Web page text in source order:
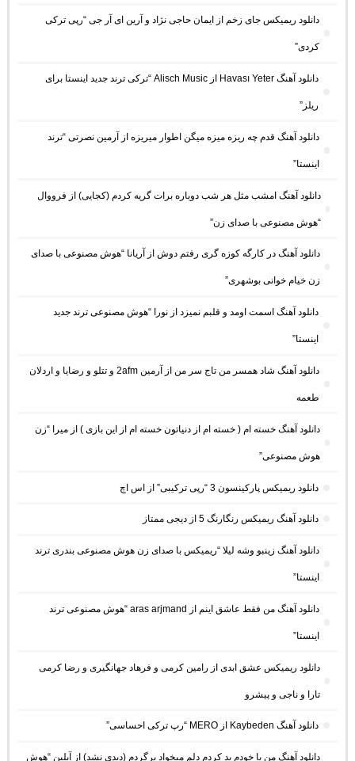
دانلود ریمیکس جای زخم از ایمان حاجی نژاد و آرین ای آر جی “رپی ترکی
کردی”
دانلود آهنگ Havası Yeter از Alisch Music “ترکی ترند جدید اینستا برای
ریلز”
دانلود آهنگ ﻗﺪم ﭼﻪ رﻳﺰه ﻣﻴﺰه ﻣﻴﮕﻦ اﻃﻮار ﻣﻴﺮﻳﺰه از آرمین نصرتی “ترند
اینستا”
دانلود آهنگ امشب مثل هر شب دوباره برات گریه کردم (کجایی) از فرووال
“هوش مصنوعی با صدای زن”
دانلود آهنگ در کارگه کوزه گری رفتم دوش از آریانا “هوش مصنوعی با صدای
زن خیام خوانی بوشهری”
دانلود آهنگ اسمت اومد و قلبم نمیزد از نورا “هوش مصنوعی ترند جدید
اینستا”
دانلود آهنگ شاد همسر من تاج سر من از آرمین 2afm و تتلو و رضایا و اردلان
طعمه
دانلود آهنگ خسته ام ( خسته ام از دنیاتون خسته ام از این بازی ) از میرا “زن
هوش مصنوعی”
دانلود ریمیکس پارکینسون 3 “رپی ترکیبی” از اس اچ
دانلود آهنگ ریمیکس رنگارنگ 5 از دیجی ممتاز
دانلود آهنگ زینبو وشه لیلا “ریمیکس با صدای زن هوش مصنوعی بندری ترند
اینستا”
دانلود آهنگ من فقط عاشق اینم از aras arjmand “هوش مصنوعی ترند
اینستا”
دانلود ریمیکس عشق ابدی از رامین کرمی و فرهاد جهانگیری و رضا کرمی
تارا و ناجی و پیشرو
دانلود آهنگ Kaybeden از MERO “رپ ترکی احساسی”
دانلود آهنگ من با خودم بد کردم دلم میخواد برگردم (دیدی نشد) از آیلین “هوش